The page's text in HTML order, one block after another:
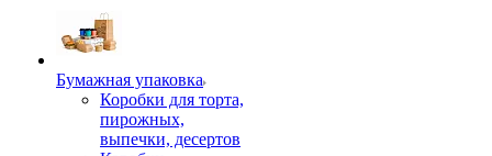
Бумажная упаковка
Коробки для торта,
пирожных,
выпечки, десертов